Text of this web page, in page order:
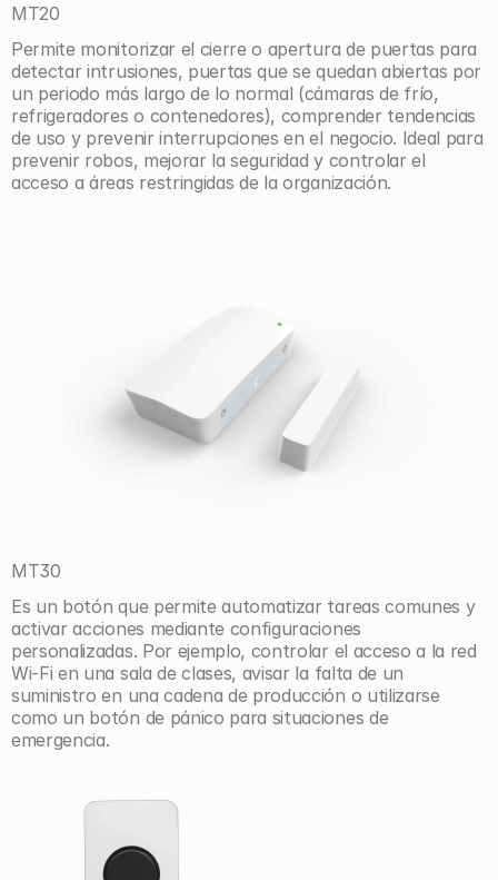
MT20
Permite monitorizar el cierre o apertura de puertas para
detectar intrusiones, puertas que se quedan abiertas por
un periodo más largo de lo normal (cámaras de frío,
refrigeradores o contenedores), comprender tendencias
de uso y prevenir interrupciones en el negocio. Ideal para
prevenir robos, mejorar la seguridad y controlar el
acceso a áreas restringidas de la organización.
MT30
Es un botón que permite automatizar tareas comunes y
activar acciones mediante configuraciones
personalizadas. Por ejemplo, controlar el acceso a la red
Wi-Fi en una sala de clases, avisar la falta de un
suministro en una cadena de producción o utilizarse
como un botón de pánico para situaciones de
emergencia.